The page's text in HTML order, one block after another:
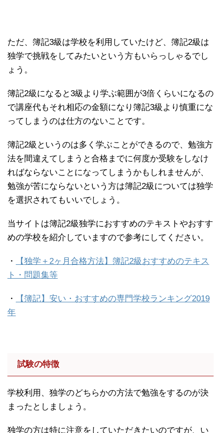
ただ、簿記3級は学校を利用していたけど、簿記2級は
独学で挑戦をしてみたいという方もいらっしゃるでし
ょう。
簿記2級になると3級より学ぶ範囲が3倍くらいになるの
で講座代もそれ相応の金額になり簿記3級より慎重にな
ってしまうのは仕方のないことです。
簿記2級というのは多く学ぶことができるので、勉強方
法を間違えてしまうと合格までに何度か受験をしなけ
ればならないことになってしまうかもしれませんが、
勉強が苦にならないという方は簿記2級については独学
を選択されてもいいでしょう。
当サイトは簿記2級独学におすすめのテキストやおすす
めの学校を紹介していますので参考にしてください。
・
【独学＋2ヶ月合格方法】簿記2級おすすめのテキス
ト・問題集等
・
【簿記】安い・おすすめの専門学校ランキング2019
年
試験の特徴
学校利用、独学のどちらかの方法で勉強をするのが決
まったとしましょう。
独学の方は特に注意をしていただきたいのですが、い